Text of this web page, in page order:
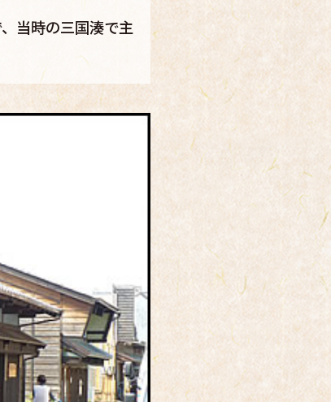
当時の三国湊で主